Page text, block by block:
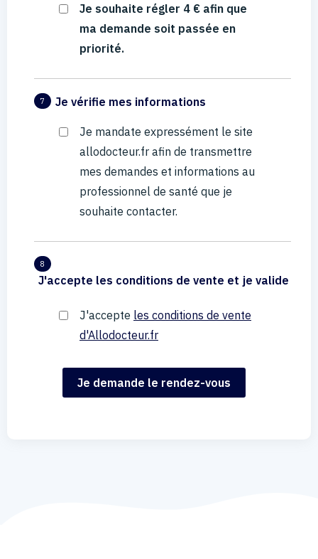
Je souhaite régler 4 € afin que
ma demande soit passée en
priorité.
7 Je vérifie mes informations
Je mandate expressément le site
allodocteur.fr afin de transmettre
mes demandes et informations au
professionnel de santé que je
souhaite contacter.
8
J'accepte les conditions de vente et je valide
J'accepte les conditions de vente
d'Allodocteur.fr